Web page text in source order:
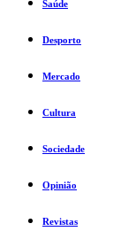
Saúde
Desporto
Mercado
Cultura
Sociedade
Opinião
Revistas